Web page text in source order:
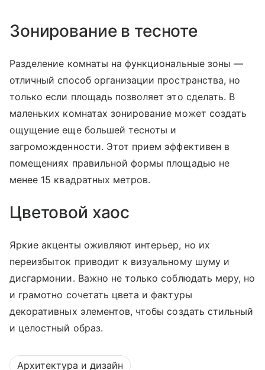
Зонирование в тесноте
Разделение комнаты на функциональные зоны —
отличный способ организации пространства, но
только если площадь позволяет это сделать. В
маленьких комнатах зонирование может создать
ощущение еще большей тесноты и
загроможденности. Этот прием эффективен в
помещениях правильной формы площадью не
менее 15 квадратных метров.
Цветовой хаос
Яркие акценты оживляют интерьер, но их
переизбыток приводит к визуальному шуму и
дисгармонии. Важно не только соблюдать меру, но
и грамотно сочетать цвета и фактуры
декоративных элементов, чтобы создать стильный
и целостный образ.
Архитектура и дизайн